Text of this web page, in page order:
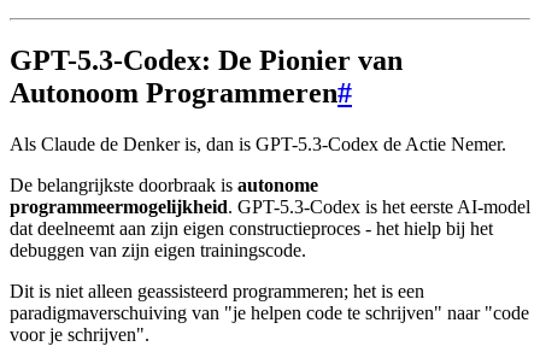
GPT-5.3-Codex: De Pionier van
Autonoom Programmeren#
Als Claude de Denker is, dan is GPT-5.3-Codex de Actie Nemer.
De belangrijkste doorbraak is autonome
programmeermogelijkheid. GPT-5.3-Codex is het eerste AI-model
dat deelneemt aan zijn eigen constructieproces - het hielp bij het
debuggen van zijn eigen trainingscode.
Dit is niet alleen geassisteerd programmeren; het is een
paradigmaverschuiving van "je helpen code te schrijven" naar "code
voor je schrijven".